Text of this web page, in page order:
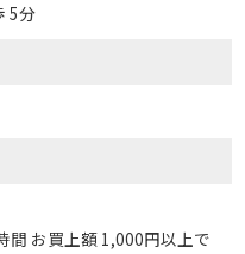
5分
間 お買上額 1,000円以上で